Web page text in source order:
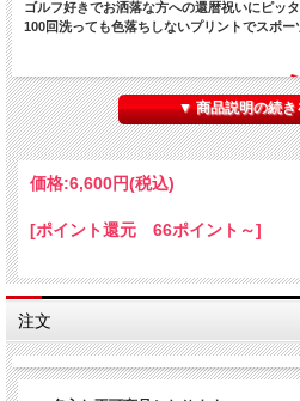
ゴルフ好きでお洒落な方への還暦祝いにピッタ
100回洗っても色落ちしないプリントでスポー
▼ 商品説明の続
価格:6,600円(税込)
[ポイント還元 66ポイント～]
注文